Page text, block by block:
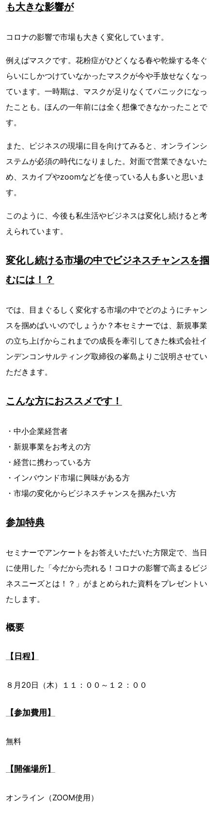
も大きな影響が
コロナの影響で市場も大きく変化しています。
例えばマスクです。花粉症がひどくなる春や乾燥する冬ぐ
らいにしかつけていなかったマスクが今や手放せなくなっ
ています。一時期は、マスクが足りなくてパニックになっ
たことも。ほんの一年前には全く想像できなかったことで
す。
また、ピジネスの現場に目を向けてみると、オンラインシ
ステムが必須の時代になりました。対面で営業できないた
め、スカイプやzoomなどを使っている人も多いと思いま
す。
このように、今後も私生活やビジネスは変化し続けると考
えられています。
変化し続ける市場の中でビジネスチャンスを掴
むには！？
では、目まぐるしく変化する市場の中でどのようにチャン
スを掴めばいいのでしょうか？本セミナーでは、新規事業
の立ち上げからこれまでの成長を牽引してきた株式会社イ
ンデンコンサルティング取締役の峯島よりご説明させてい
ただきます。
こんな方におススメです！
・中小企業経営者
・新規事業をお考えの方
・経営に携わっている方
・インバウンド市場に興味がある方
・市場の変化からビジネスチャンスを掴みたい方
参加特典
セミナーでアンケートをお答えいただいた方限定で、当日
に使用した「今だから売れる！コロナの影響で高まるビジ
ネスニーズとは！？」がまとめられた資料をプレゼントい
たします。
概要
【日程】
８月20日（木）１１：００～１２：００
【参加費用】
無料
【開催場所】
オンライン（ZOOM使用）